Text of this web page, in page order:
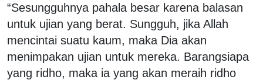
“Sesungguhnya pahala besar karena balasan
untuk ujian yang berat. Sungguh, jika Allah
mencintai suatu kaum, maka Dia akan
menimpakan ujian untuk mereka. Barangsiapa
yang ridho, maka ia yang akan meraih ridho